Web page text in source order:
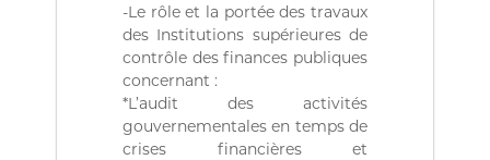
é
m
o
c
a
-Le rôle et la portée des travaux
des Institutions supérieures de
contrôle des finances publiques
concernant :
*L’audit des activités
gouvernementales en temps de
crises financières et